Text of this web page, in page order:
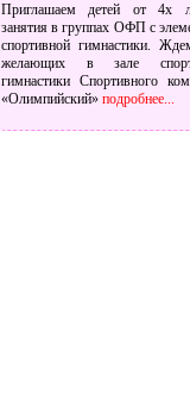
Приглашаем детей от 4х
занятия в группах ОФП с
спортивной гимнастики.
желающих в зале
гимнастики Спортивного
«Олимпийский» подробнее...